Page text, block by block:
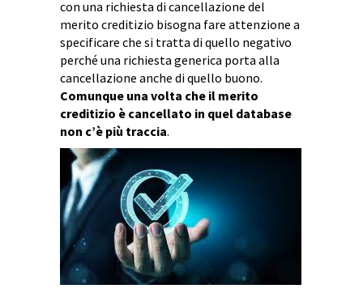
con una richiesta di cancellazione del
merito creditizio bisogna fare attenzione a
specificare che si tratta di quello negativo
perché una richiesta generica porta alla
cancellazione anche di quello buono.
Comunque una volta che il merito
creditizio è cancellato in quel database
non c’è più traccia.